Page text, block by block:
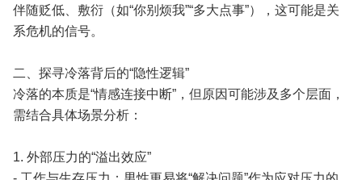
伴随贬低、敷衍（如“你别烦我”“多大点事”），这可能是关
系危机的信号。
二、探寻冷落背后的“隐性逻辑”
冷落的本质是“情感连接中断”，但原因可能涉及多个层面，
需结合具体场景分析：
1. 外部压力的“溢出效应”